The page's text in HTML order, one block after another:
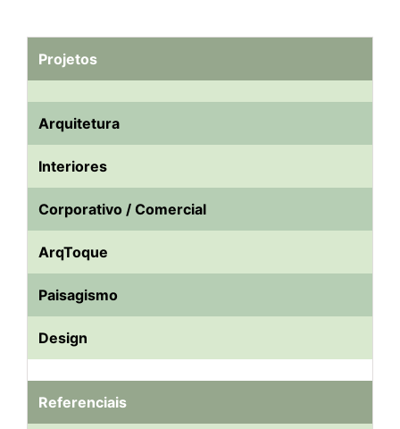
Projetos
Arquitetura
Interiores
Corporativo / Comercial
ArqToque
Paisagismo
Design
Referenciais